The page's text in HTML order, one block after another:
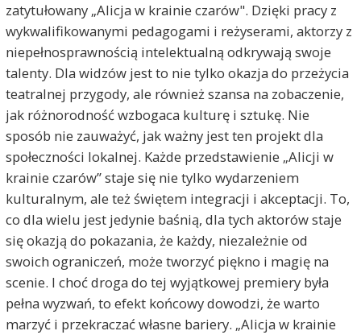
zatytułowany „Alicja w krainie czarów". Dzięki pracy z
wykwalifikowanymi pedagogami i reżyserami, aktorzy z
niepełnosprawnością intelektualną odkrywają swoje
talenty. Dla widzów jest to nie tylko okazja do przeżycia
teatralnej przygody, ale również szansa na zobaczenie,
jak różnorodność wzbogaca kulturę i sztukę. Nie
sposób nie zauważyć, jak ważny jest ten projekt dla
społeczności lokalnej. Każde przedstawienie „Alicji w
krainie czarów” staje się nie tylko wydarzeniem
kulturalnym, ale też świętem integracji i akceptacji. To,
co dla wielu jest jedynie baśnią, dla tych aktorów staje
się okazją do pokazania, że każdy, niezależnie od
swoich ograniczeń, może tworzyć piękno i magię na
scenie. I choć droga do tej wyjątkowej premiery była
pełna wyzwań, to efekt końcowy dowodzi, że warto
marzyć i przekraczać własne bariery. „Alicja w krainie